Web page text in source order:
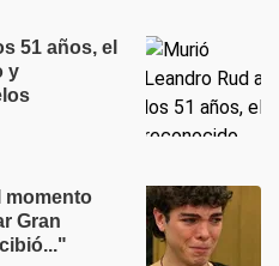
51 años, el
y
momento
Gran